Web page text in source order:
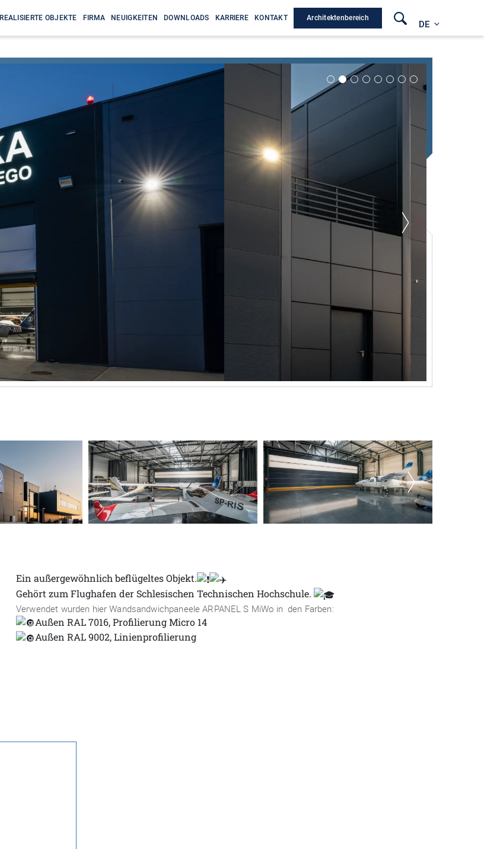
REALISIERTE OBJEKTE FIRMA NEUIGKEITEN DOWNLOADS KARRIERE KONTAKT Architektenbereich
DE
Ein außergewöhnlich beflügeltes Objekt.
Gehört zum Flughafen der Schlesischen Technischen Hochschule.
Verwendet wurden hier Wandsandwichpaneele ARPANEL S MiWo in den Farben:
Außen RAL 7016, Profilierung Micro 14
Außen RAL 9002, Linienprofilierung